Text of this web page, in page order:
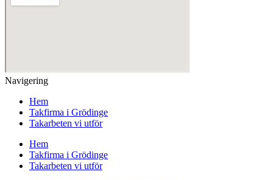
Navigering
Hem
Takfirma i Grödinge
Takarbeten vi utför
Hem
Takfirma i Grödinge
Takarbeten vi utför